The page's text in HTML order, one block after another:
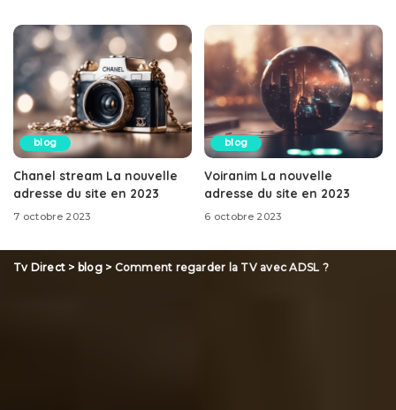
blog
Chanel stream La nouvelle
adresse du site en 2023
7 octobre 2023
blog
Voiranim La nouvelle
adresse du site en 2023
6 octobre 2023
Tv Direct > blog> Comment regarder la TV avec ADSL ?